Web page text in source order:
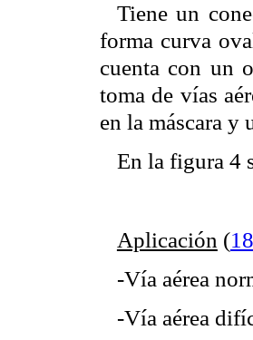
Tiene un
forma curva
cuenta con un
toma de vías
en la máscara y
En la figura 4
Aplicación (18
-Vía aérea
-Vía aérea